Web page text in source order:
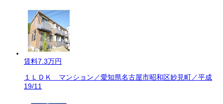
賃料7.3万円
１ＬＤＫ マンション／愛知県名古屋市昭和区妙見町／平成
19/11